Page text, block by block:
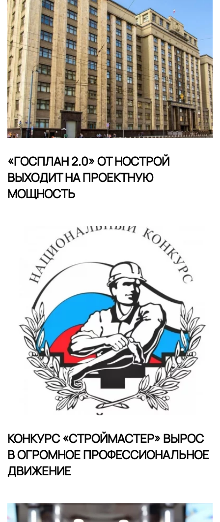
«ГОСПЛАН 2.0» ОТ НОСТРОЙ
ВЫХОДИТ НА ПРОЕКТНУЮ
МОЩНОСТЬ
КОНКУРС «СТРОЙМАСТЕР» ВЫРОС
В ОГРОМНОЕ ПРОФЕССИОНАЛЬНОЕ
ДВИЖЕНИЕ